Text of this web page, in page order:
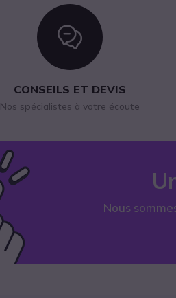
Icon
CONSEILS ET DEVIS
Nos spécialistes à votre écoute
Nous